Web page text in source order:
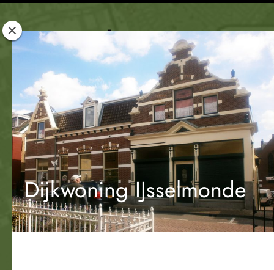
Rotterdam
Woont
Dijkwoning IJsselmonde